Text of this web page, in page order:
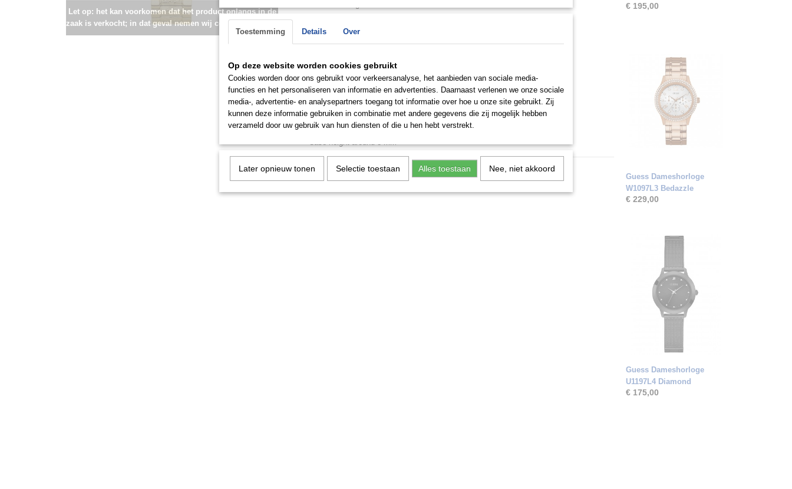
Let op: het kan voorkomen dat het product onlangs in de
zaak is verkocht; in dat geval nemen wij contact met u op.
Stainless steel case, gold colored coating, polished
Quartz movement, battery operated
Water Resistant
Case set with stones
Dial color gold
Case width around 38 mm
Case height around 8 mm
€ 195,00
Guess Dameshorloge
W1097L3 Bedazzle
€ 229,00
Guess Dameshorloge
U1197L4 Diamond
€ 175,00
Toestemming Details Over
Op deze website worden cookies gebruikt
Cookies worden door ons gebruikt voor verkeersanalyse, het aanbieden van sociale media-
functies en het personaliseren van informatie en advertenties. Daarnaast verlenen we onze sociale
media-, advertentie- en analysepartners toegang tot informatie over hoe u onze site gebruikt. Zij
kunnen deze informatie gebruiken in combinatie met andere gegevens die zij mogelijk hebben
verzameld door uw gebruik van hun diensten of die u hen hebt verstrekt.
Later opnieuw tonen Selectie toestaan Alles toestaan Nee, niet akkoord